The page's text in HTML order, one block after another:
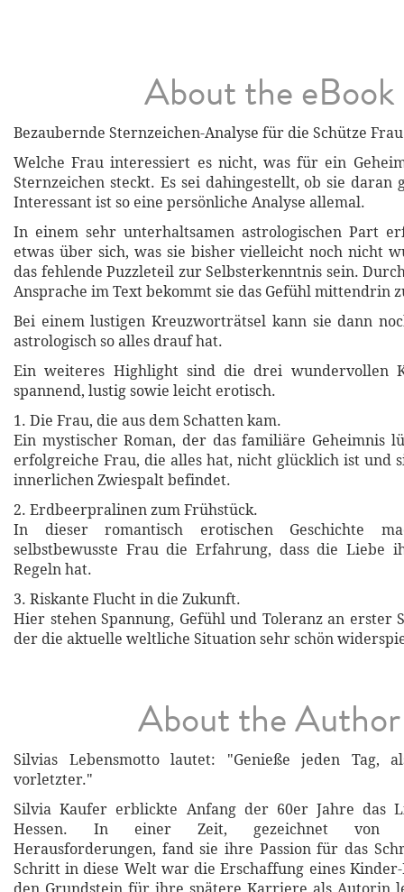
About the eBook
Bezaubernde Sternzeichen-Analyse für die Schütze Frau
Welche Frau interessiert es nicht, was für ein
Sternzeichen steckt. Es sei dahingestellt, ob sie daran
Interessant ist so eine persönliche Analyse allemal.
In einem sehr unterhaltsamen astrologischen Part
etwas über sich, was sie bisher vielleicht noch nicht
das fehlende Puzzleteil zur Selbsterkenntnis sein.
Ansprache im Text bekommt sie das Gefühl mittendrin
Bei einem lustigen Kreuzworträtsel kann sie dann
astrologisch so alles drauf hat.
Ein weiteres Highlight sind die drei wundervollen
spannend, lustig sowie leicht erotisch.
1. Die Frau, die aus dem Schatten kam.
Ein mystischer Roman, der das familiäre Geheimnis
erfolgreiche Frau, die alles hat, nicht glücklich ist und
innerlichen Zwiespalt befindet.
2. Erdbeerpralinen zum Frühstück.
In dieser romantisch erotischen Geschichte
selbstbewusste Frau die Erfahrung, dass die Liebe
Regeln hat.
3. Riskante Flucht in die Zukunft.
Hier stehen Spannung, Gefühl und Toleranz an erster
der die aktuelle weltliche Situation sehr schön
About the Author
Silvias Lebensmotto lautet: "Genieße jeden Tag,
vorletzter."
Silvia Kaufer erblickte Anfang der 60er Jahre das
Hessen. In einer Zeit, gezeichnet von
Herausforderungen, fand sie ihre Passion für das
Schritt in diese Welt war die Erschaffung eines